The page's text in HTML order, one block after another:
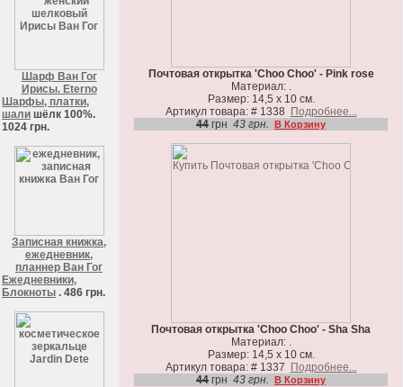
Шарф Ван Гог
Ирисы. Eterno
Шарфы, платки,
шали шёлк 100%.
1024 грн.
Записная книжка,
ежедневник,
планнер Ван Гог
Ежедневники,
Блокноты . 486 грн.
Почтовая открытка 'Choo Choo' - Pink rose
Материал: .
Размер: 14,5 х 10 см.
Артикул товара: # 1338
Подробнее...
44 грн 43 грн. В Корзину
Почтовая открытка 'Choo Choo' - Sha Sha
Материал: .
Размер: 14,5 х 10 см.
Артикул товара: # 1337
Подробнее...
44 грн 43 грн. В Корзину